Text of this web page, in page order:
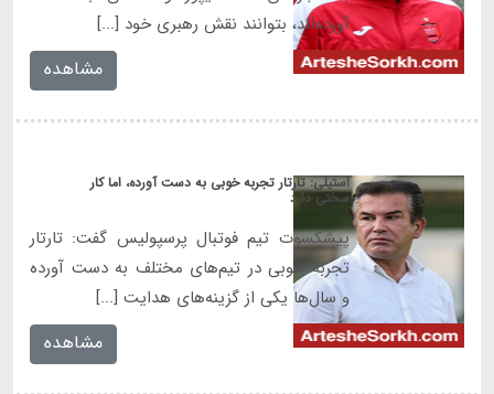
آورده‌اند، بتوانند نقش رهبری خود [...]
مشاهده
استیلی: تارتار تجربه خوبی به دست آورده، اما کار
سختی دارد
پیشکسوت تیم فوتبال پرسپولیس گفت: تارتار
تجربه خوبی در تیم‌های مختلف به دست آورده
و سال‌ها یکی از گزینه‌های هدایت [...]
مشاهده